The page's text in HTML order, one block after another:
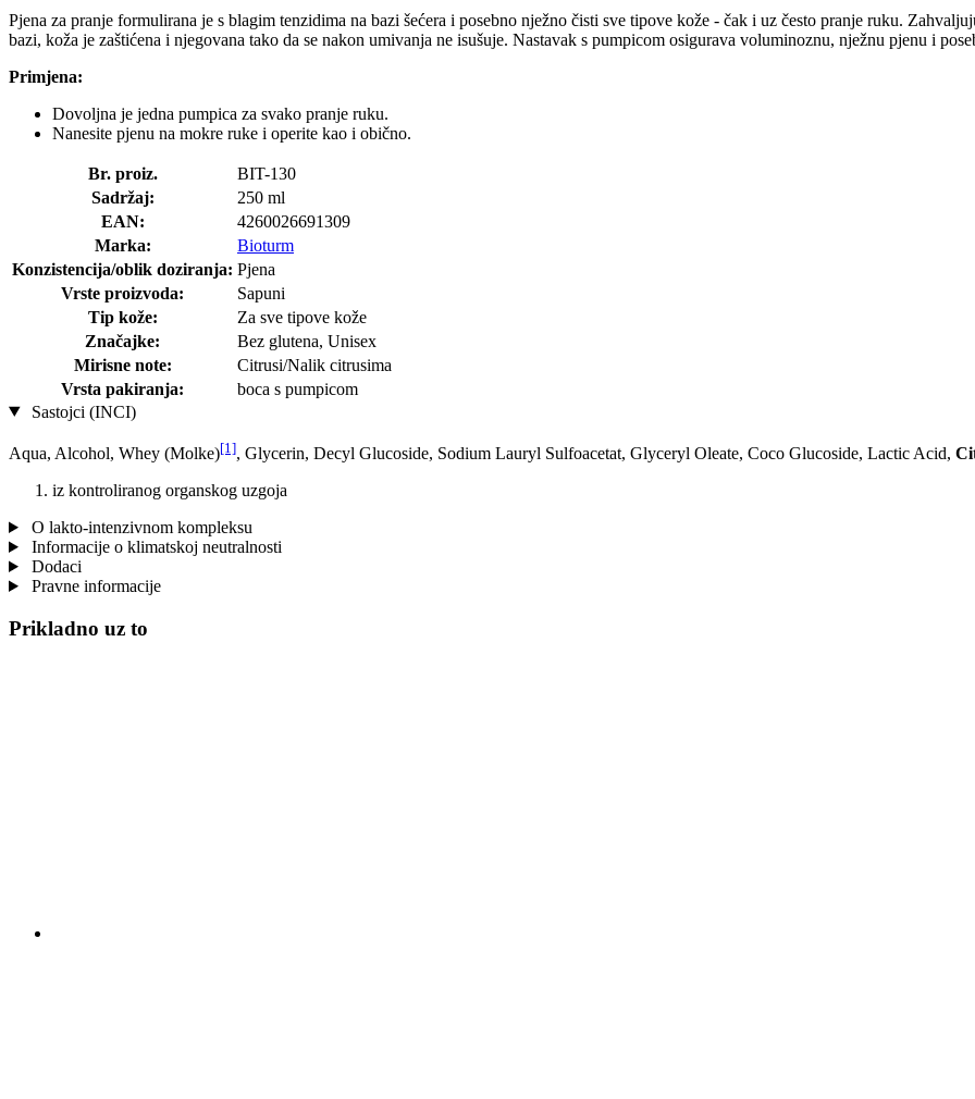
Pjena za pranje formulirana je s blagim tenzidima na bazi šećera i posebno nježno čisti sve tipove kože - čak i uz često pranje ruku.
bazi, koža je zaštićena i njegovana tako da se nakon umivanja ne isušuje. Nastavak s pumpicom osigurava voluminoznu, nježnu pjenu i
Primjena:
Dovoljna je jedna pumpica za svako pranje ruku.
Nanesite pjenu na mokre ruke i operite kao i obično.
Br. proiz.
BIT-130
Sadržaj:
250 ml
EAN:
4260026691309
Marka:
Bioturm
Konzistencija/oblik doziranja: Pjena
Vrste proizvoda:
Sapuni
Tip kože:
Za sve tipove kože
Značajke:
Bez glutena, Unisex
Mirisne note:
Citrusi/Nalik citrusima
Vrsta pakiranja:
boca s pumpicom
Sastojci (INCI)
Aqua, Alcohol, Whey (Molke)[1], Glycerin, Decyl Glucoside, Sodium Lauryl Sulfoacetat, Glyceryl Oleate, Coco Glucoside, Lactic Acid,
iz kontroliranog organskog uzgoja
O lakto-intenzivnom kompleksu
Informacije o klimatskoj neutralnosti
Dodaci
Pravne informacije
Prikladno uz to